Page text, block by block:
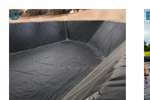
Xây dựng Đường cao tốc